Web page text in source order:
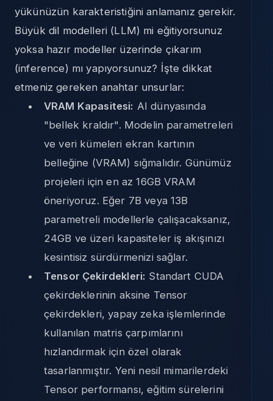
yükünüzün karakteristiğini anlamanız gerekir.
Büyük dil modelleri (LLM) mi eğitiyorsunuz
yoksa hazır modeller üzerinde çıkarım
(inference) mı yapıyorsunuz? İşte dikkat
etmeniz gereken anahtar unsurlar:
VRAM Kapasitesi: AI dünyasında
"bellek kraldır". Modelin parametreleri
ve veri kümeleri ekran kartının
belleğine (VRAM) sığmalıdır. Günümüz
projeleri için en az 16GB VRAM
öneriyoruz. Eğer 7B veya 13B
parametreli modellerle çalışacaksanız,
24GB ve üzeri kapasiteler iş akışınızı
kesintisiz sürdürmenizi sağlar.
Tensor Çekirdekleri: Standart CUDA
çekirdeklerinin aksine Tensor
çekirdekleri, yapay zeka işlemlerinde
kullanılan matris çarpımlarını
hızlandırmak için özel olarak
tasarlanmıştır. Yeni nesil mimarilerdeki
Tensor performansı, eğitim sürelerini